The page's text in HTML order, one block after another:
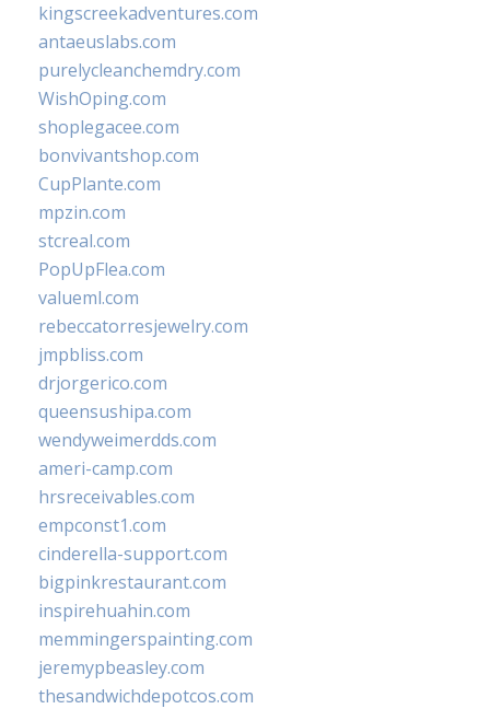
kingscreekadventures.com
antaeuslabs.com
purelycleanchemdry.com
WishOping.com
shoplegacee.com
bonvivantshop.com
CupPlante.com
mpzin.com
stcreal.com
PopUpFlea.com
valueml.com
rebeccatorresjewelry.com
jmpbliss.com
drjorgerico.com
queensushipa.com
wendyweimerdds.com
ameri-camp.com
hrsreceivables.com
empconst1.com
cinderella-support.com
bigpinkrestaurant.com
inspirehuahin.com
memmingerspainting.com
jeremypbeasley.com
thesandwichdepotcos.com